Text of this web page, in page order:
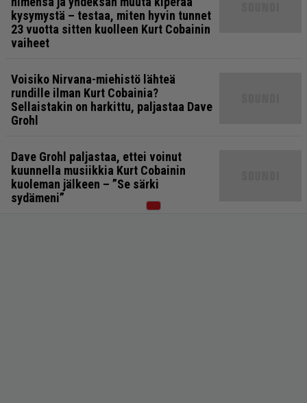
kysymystä – testaa, miten hyvin tunnet
23 vuotta sitten kuolleen Kurt Cobainin
vaiheet
Voisiko Nirvana-miehistö lähteä
rundille ilman Kurt Cobainia?
Sellaistakin on harkittu, paljastaa Dave
Grohl
Dave Grohl paljastaa, ettei voinut
kuunnella musiikkia Kurt Cobainin
kuoleman jälkeen – ”Se särki
sydämeni”